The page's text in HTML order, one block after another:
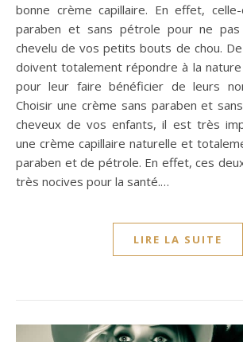
bonne crème capillaire. En effet,
paraben et sans pétrole pour ne
chevelu de vos petits bouts de chou.
doivent totalement répondre à la
pour leur faire bénéficier de leurs
Choisir une crème sans paraben et
cheveux de vos enfants, il est très
une crème capillaire naturelle et
paraben et de pétrole. En effet, ces
très nocives pour la santé.…
LIRE LA SUITE